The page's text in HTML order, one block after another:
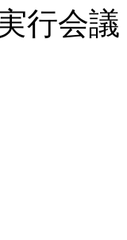
行会